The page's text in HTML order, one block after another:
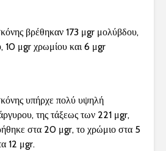
βρέθηκαν 173 μgr μολύβδου,
μgr χρωμίου και 6 μgr
υπήρχε πολύ υψηλή
της τάξεως των 221 μgr,
στα 20 μgr, το χρώμιο στα 5
12 μgr.